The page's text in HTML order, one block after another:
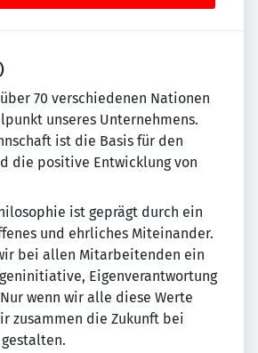
70 ver­schie­de­nen Na­tio­nen
un­se­res Un­ter­neh­mens.
ist die Basis für den
die positive Entwicklung von
ist geprägt durch ein
und ehr­li­ches Mit­ein­an­der.
bei allen Mitarbeitenden ein
Eigenverantwortung
wenn wir alle diese Werte
zusammen die Zukunft bei